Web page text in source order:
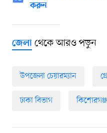
করুন
জেলাথেকে আরও পড়ুন
উপজেলা চেয়ারম্যান
ঢাকা বিভাগ কিশোরগঞ্জ